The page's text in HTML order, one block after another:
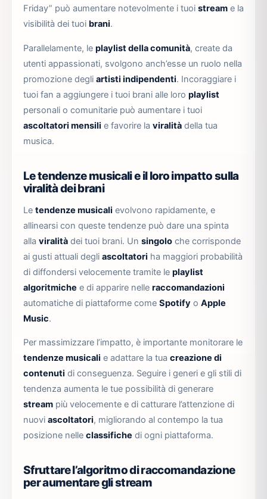
Friday” può aumentare notevolmente i tuoi stream e la
visibilità dei tuoi brani.
Parallelamente, le playlist della comunità, create da
utenti appassionati, svolgono anch’esse un ruolo nella
promozione degli artisti indipendenti. Incoraggiare i
tuoi fan a aggiungere i tuoi brani alle loro playlist
personali o comunitarie può aumentare i tuoi
ascoltatori mensili e favorire la viralità della tua
musica.
Le tendenze musicali e il loro impatto sulla
viralità dei brani
Le tendenze musicali evolvono rapidamente, e
allinearsi con queste tendenze può dare una spinta
alla viralità dei tuoi brani. Un singolo che corrisponde
ai gusti attuali degli ascoltatori ha maggiori probabilità
di diffondersi velocemente tramite le playlist
algoritmiche e di apparire nelle raccomandazioni
automatiche di piattaforme come Spotify o Apple
Music.
Per massimizzare l’impatto, è importante monitorare le
tendenze musicali e adattare la tua creazione di
contenuti di conseguenza. Seguire i generi e gli stili di
tendenza aumenta le tue possibilità di generare
stream più velocemente e di catturare l’attenzione di
nuovi ascoltatori, migliorando al contempo la tua
posizione nelle classifiche di ogni piattaforma.
Sfruttare l’algoritmo di raccomandazione
per aumentare gli stream